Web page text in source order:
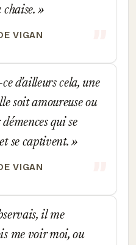
chaise.
VIGAN
d'ailleurs cela, une
soit amoureuse ou
qui se
se captivent.
VIGAN
il me
me voir moi, ou